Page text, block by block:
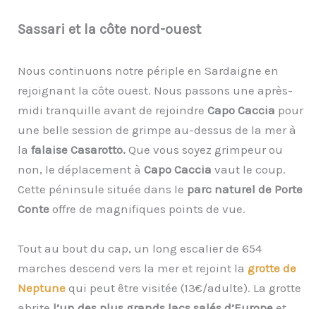
Sassari et la côte nord-ouest
Nous continuons notre périple en Sardaigne en
rejoignant la côte ouest. Nous passons une après-
midi tranquille avant de rejoindre Capo Caccia pour
une belle session de grimpe au-dessus de la mer à
la falaise Casarotto. Que vous soyez grimpeur ou
non, le déplacement à Capo Caccia vaut le coup.
Cette péninsule située dans le parc naturel de Porte
Conte offre de magnifiques points de vue.
Tout au bout du cap, un long escalier de 654
marches descend vers la mer et rejoint la grotte de
Neptune qui peut être visitée (13€/adulte). La grotte